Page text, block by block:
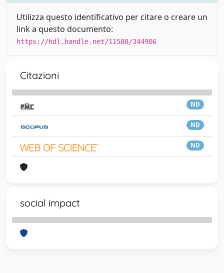
Utilizza questo identificativo per citare o creare un
link a questo documento:
https://hdl.handle.net/11588/344906
Citazioni
ND
ND
ND
social impact